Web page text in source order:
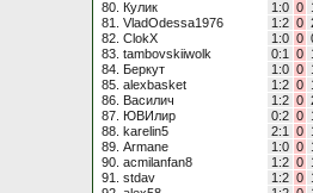
80. Кулик
1:0 0
81. VladOdessa1976
1:2 0
82. ClokX
1:0 0
83. tambovskiiwolk
0:1 0
84. Беркут
1:0 0
85. alexbasket
1:2 0
86. Василич
1:2 0
87. ЮВИлир
0:2 0
88. karelin5
2:1 0
89. Armane
1:0 0
90. acmilanfan8
1:2 0
91. stdav
1:2 0